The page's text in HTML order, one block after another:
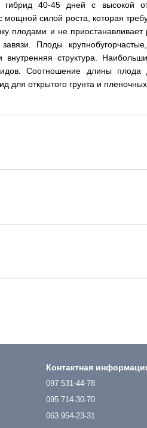
гибрид 40-45 дней с высокой
мощной силой роста, которая
плодами и не
Плоды
внутренняя структура.
Соотношение длины
для открытого грунта и пленочных
Контактная
097 531-44-78
095 714-30-70
063 954-23-31